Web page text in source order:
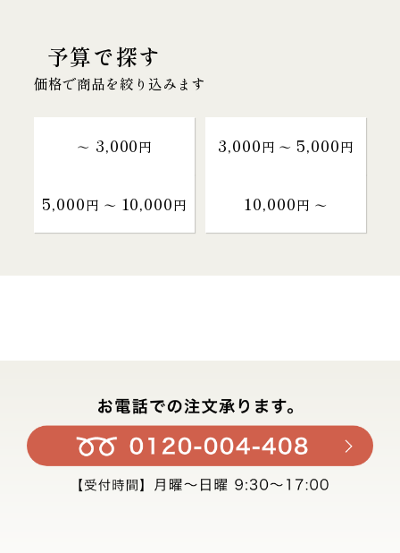
予算で探す
価格で商品を絞り込みます
～ 3,000円 3,000円 〜 5,000円
5,000円 〜 10,000円 10,000円 〜